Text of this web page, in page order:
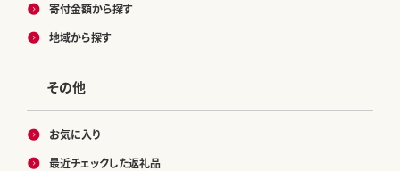
寄付金額から探す
地域から探す
その他
お気に入り
最近チェックした返礼品